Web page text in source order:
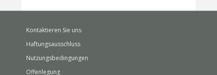
Kontaktieren Sie uns
Haftungsausschluss
Nutzungsbedingungen
Offenlegung